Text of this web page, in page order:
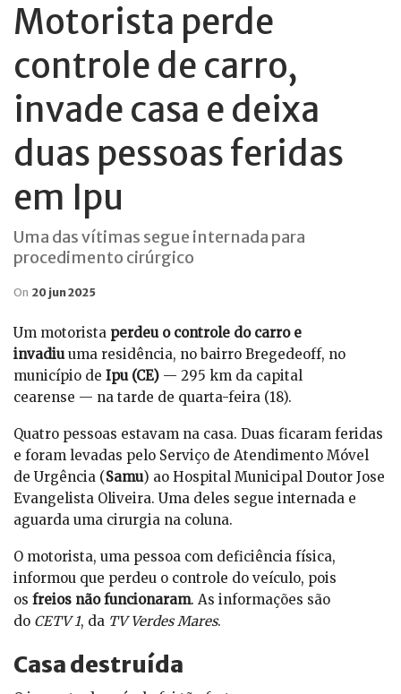
Motorista perde
controle de carro,
invade casa e deixa
duas pessoas feridas
em Ipu
Uma das vítimas segue internada para
procedimento cirúrgico
On 20 jun 2025
Um motorista perdeu o controle do carro e
invadiuuma residência, no bairro Bregedeoff, no
município de Ipu (CE) — 295 km da capital
cearense — na tarde de quarta-feira (18).
Quatro pessoas estavam na casa. Duas ficaram feridas
e foram levadas pelo Serviço de Atendimento Móvel
de Urgência (Samu) ao Hospital Municipal Doutor Jose
Evangelista Oliveira. Uma deles segue internada e
aguarda uma cirurgia na coluna.
O motorista, uma pessoa com deficiência física,
informou que perdeu o controle do veículo, pois
os freios não funcionaram. As informações são
do CETV 1, da TV Verdes Mares.
Casa destruída